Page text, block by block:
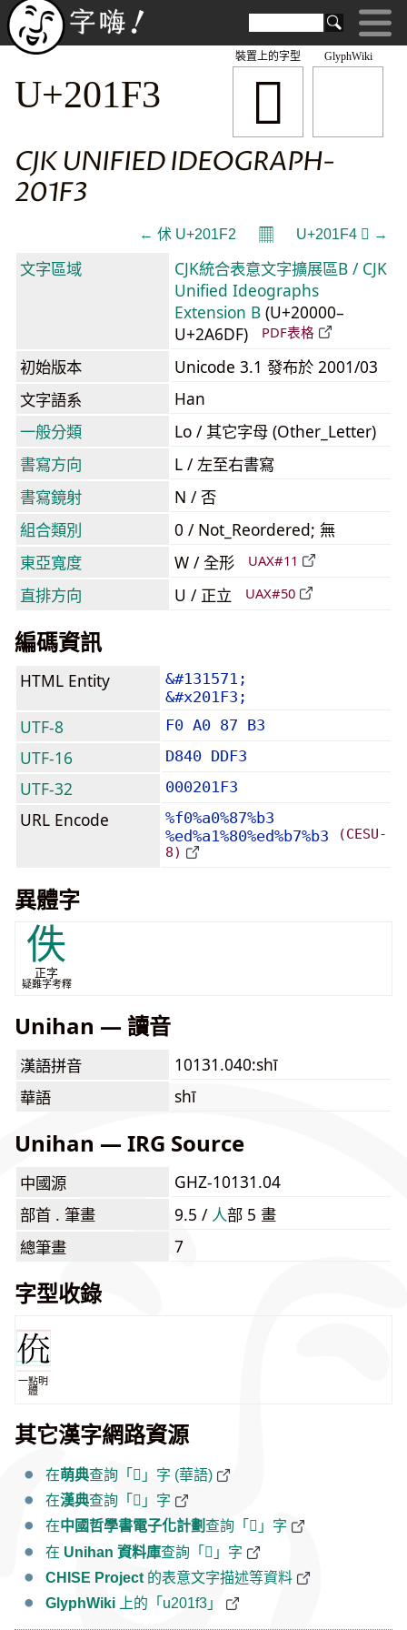
GlyphWiki
𠇳
裝置上的字型
U+201F3
CJK UNIFIED IDEOGRAPH-
201F3
← 𠇲 U+201F2 𝄜 U+201F4 𠇴 →
文字區域
CJK統合表意文字擴展區B / CJK
Unified Ideographs
Extension B (U+20000–
U+2A6DF)
PDF表格
初始版本
Unicode 3.1 發布於 2001/03
文字語系
Han
一般分類
Lo / 其它字母 (Other_Letter)
書寫方向
L / 左至右書寫
書寫鏡射
N / 否
組合類別
0 / Not_Reordered; 無
東亞寬度
W / 全形 UAX#11
直排方向 U / 正立 UAX#50
編碼資訊
HTML Entity
&#131571;
&#x201F3;
UTF-8 F0 A0 87 B3
UTF-16 D840 DDF3
UTF-32 000201F3
URL Encode
%f0%a0%87%b3
%ed%a1%80%ed%b7%b3
(CESU-
8)
異體字
佚
正字
疑難字考釋
Unihan — 讀音
漢語拼音
10131.040:shī
華語
shī
Unihan — IRG Source
中國源
GHZ-10131.04
部首 . 筆畫
9.5 / ⼈部 5 畫
總筆畫
7
字型收錄
一點明
體
其它漢字網路資源
在萌典查詢「𠇳」字 (華語)
在漢典查詢「𠇳」字
在中國哲學書電子化計劃查詢「𠇳」字
在 Unihan 資料庫查詢「𠇳」字
CHISE Project 的表意文字描述等資料
GlyphWiki 上的「u201f3」